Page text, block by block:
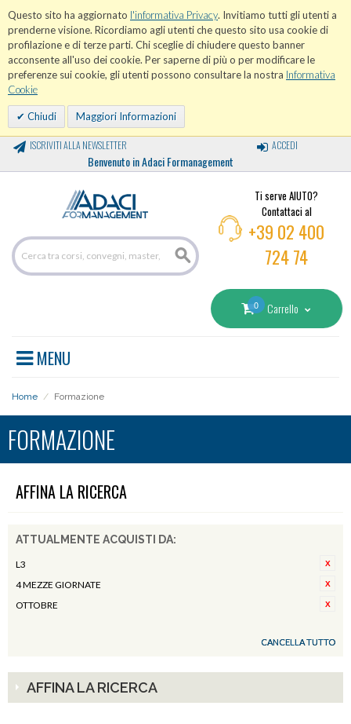
Questo sito ha aggiornato l'informativa Privacy. Invitiamo tutti gli utenti a
prenderne visione. Ricordiamo agli utenti che questo sito usa cookie di
profilazione e di terze parti. Chi sceglie di chiudere questo banner
acconsente all'uso dei cookie. Per saperne di più o per modificare le
preferenze sui cookie, gli utenti possono consultare la nostra Informativa
Cookie
Chiudi Maggiori Informazioni
ISCRIVITI ALLA NEWSLETTER
Benvenuto in Adaci Formanagement
ACCEDI
Ti serve AIUTO?
Contattaci al
+39 02 400
724 74
0 Carrello
MENU
Home / Formazione
FORMAZIONE
AFFINA LA RICERCA
ATTUALMENTE ACQUISTI DA:
L3
4 MEZZE GIORNATE
OTTOBRE
CANCELLA TUTTO
AFFINA LA RICERCA